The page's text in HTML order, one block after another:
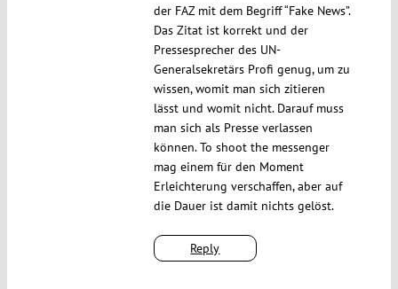
Reply
der FAZ mit dem Begriff “Fake News”.
Das Zitat ist korrekt und der
Pressesprecher des UN-
Generalsekretärs Profi genug, um zu
wissen, womit man sich zitieren
lässt und womit nicht. Darauf muss
man sich als Presse verlassen
können. To shoot the messenger
mag einem für den Moment
Erleichterung verschaffen, aber auf
die Dauer ist damit nichts gelöst.